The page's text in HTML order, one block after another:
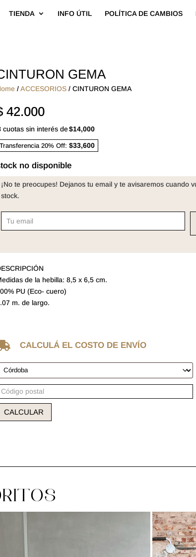
TIENDA INFO ÚTIL POLÍTICA DE CAMBIOS
GEMA
/ACCESORIOS / CINTURON GEMA
42.000
cuotas sin interés de$14,000
Transferencia 20% Off:$33,600
no disponible
¡No te preocupes! Dejanos tu email y te avisaremos cuando
stock.
de la hebilla: 8,5 x 6,5 cm.
PU (Eco- cuero)
m. de largo.
CALCULÁ EL COSTO DE ENVÍO
CALCULAR